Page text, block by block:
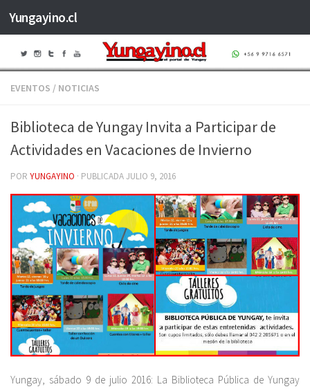
Saltar al contenido
Yungayino.cl
EVENTOS / NOTICIAS
Biblioteca de Yungay Invita a Participar de
Actividades en Vacaciones de Invierno
POR YUNGAYINO · PUBLICADAJULIO 9, 2016
Yungay, sábado 9 de julio 2016: La Biblioteca Pública de Yungay